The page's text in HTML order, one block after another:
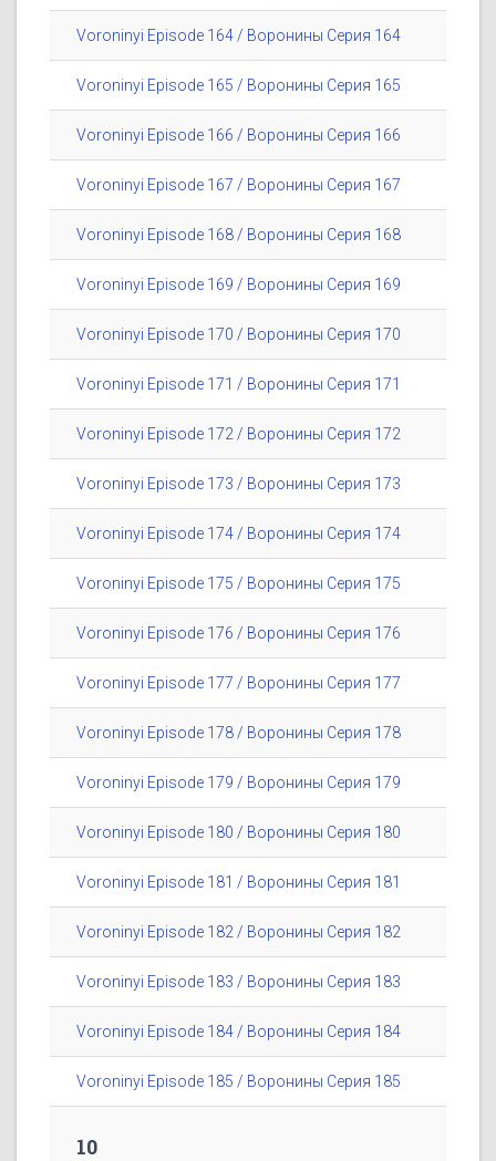
Voroninyi Episode 164 / Воронины Серия 164
Voroninyi Episode 165 / Воронины Серия 165
Voroninyi Episode 166 / Воронины Серия 166
Voroninyi Episode 167 / Воронины Серия 167
Voroninyi Episode 168 / Воронины Серия 168
Voroninyi Episode 169 / Воронины Серия 169
Voroninyi Episode 170 / Воронины Серия 170
Voroninyi Episode 171 / Воронины Серия 171
Voroninyi Episode 172 / Воронины Серия 172
Voroninyi Episode 173 / Воронины Серия 173
Voroninyi Episode 174 / Воронины Серия 174
Voroninyi Episode 175 / Воронины Серия 175
Voroninyi Episode 176 / Воронины Серия 176
Voroninyi Episode 177 / Воронины Серия 177
Voroninyi Episode 178 / Воронины Серия 178
Voroninyi Episode 179 / Воронины Серия 179
Voroninyi Episode 180 / Воронины Серия 180
Voroninyi Episode 181 / Воронины Серия 181
Voroninyi Episode 182 / Воронины Серия 182
Voroninyi Episode 183 / Воронины Серия 183
Voroninyi Episode 184 / Воронины Серия 184
Voroninyi Episode 185 / Воронины Серия 185
10